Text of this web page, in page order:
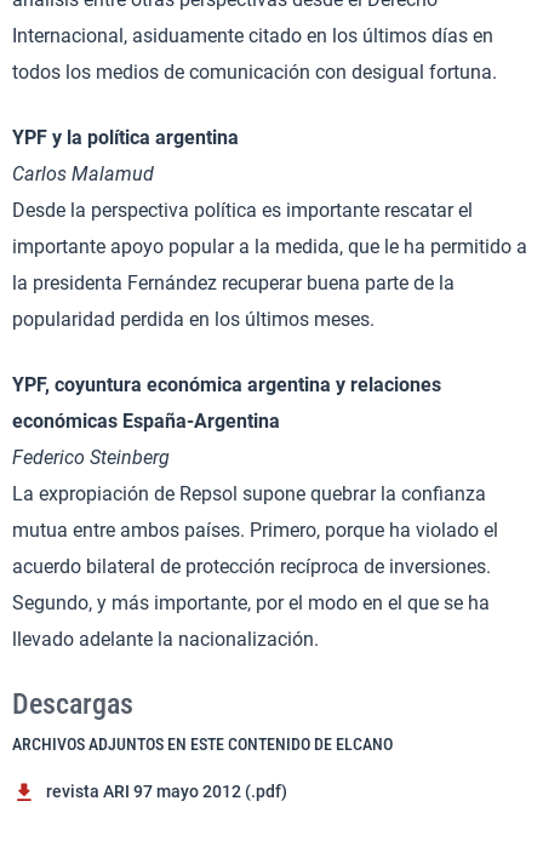
Internacional, asiduamente citado en los últimos días en
todos los medios de comunicación con desigual fortuna.
YPF y la política argentina
Carlos Malamud
Desde la perspectiva política es importante rescatar el
importante apoyo popular a la medida, que le ha permitido a
la presidenta Fernández recuperar buena parte de la
popularidad perdida en los últimos meses.
YPF, coyuntura económica argentina y relaciones
económicas España-Argentina
Federico Steinberg
La expropiación de Repsol supone quebrar la confianza
mutua entre ambos países. Primero, porque ha violado el
acuerdo bilateral de protección recíproca de inversiones.
Segundo, y más importante, por el modo en el que se ha
llevado adelante la nacionalización.
Descargas
ARCHIVOS ADJUNTOS EN ESTE CONTENIDO DE ELCANO
revista ARI 97 mayo 2012 (.pdf)